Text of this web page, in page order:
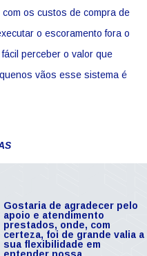
os custos de compra de
o escoramento fora o
perceber o valor que
vãos esse sistema é
Gostaria de agradecer pelo
apoio e atendimento
prestados, onde, com
certeza, foi de grande valia a
sua flexibilidade em
entender nossa